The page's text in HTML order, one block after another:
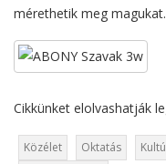
mérethetik meg magukat.
Cikkünket elolvashatják
Közélet Oktatás